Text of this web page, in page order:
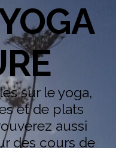
sur le yoga,
et de plats
aussi
des cours de